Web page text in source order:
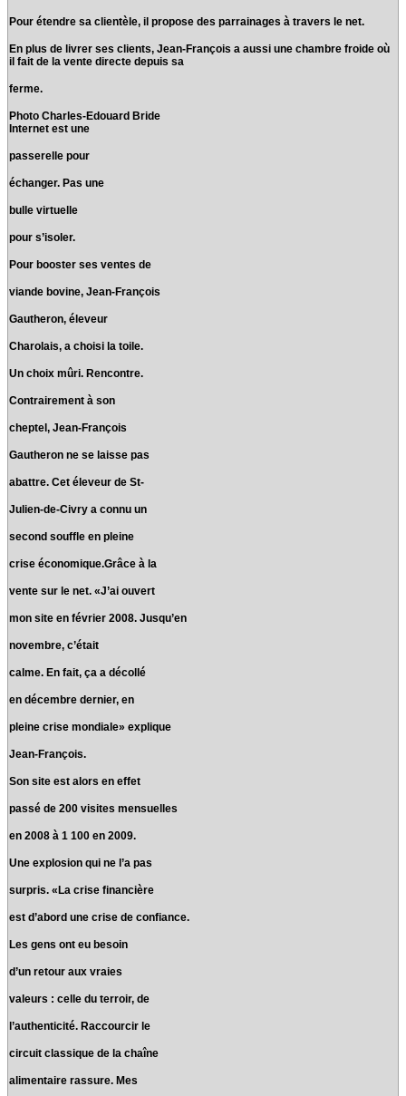
Pour étendre sa clientèle, il propose des parrainages à travers le net.
En plus de livrer ses clients, Jean-François a aussi une chambre froide où
il fait de la vente directe depuis sa
ferme.
Photo Charles-Edouard Bride
Internet est une
passerelle pour
échanger. Pas une
bulle virtuelle
pour s’isoler.
Pour booster ses ventes de
viande bovine, Jean-François
Gautheron, éleveur
Charolais, a choisi la toile.
Un choix mûri. Rencontre.
Contrairement à son
cheptel, Jean-François
Gautheron ne se laisse pas
abattre. Cet éleveur de St-
Julien-de-Civry a connu un
second souffle en pleine
crise économique.Grâce à la
vente sur le net. «J’ai ouvert
mon site en février 2008. Jusqu’en
novembre, c’était
calme. En fait, ça a décollé
en décembre dernier, en
pleine crise mondiale» explique
Jean-François.
Son site est alors en effet
passé de 200 visites mensuelles
en 2008 à 1 100 en 2009.
Une explosion qui ne l’a pas
surpris. «La crise financière
est d’abord une crise de confiance.
Les gens ont eu besoin
d’un retour aux vraies
valeurs : celle du terroir, de
l’authenticité. Raccourcir le
circuit classique de la chaîne
alimentaire rassure. Mes